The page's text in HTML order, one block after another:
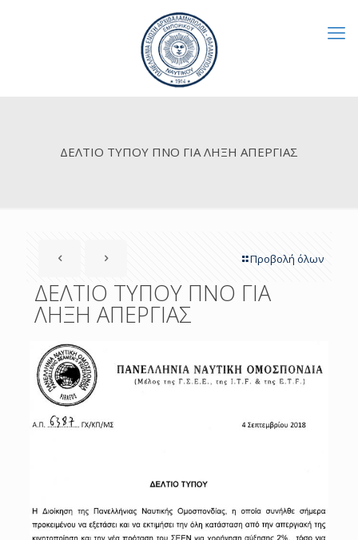
ΔΕΛΤΙΟ ΤΥΠΟΥ ΠΝΟ ΓΙΑ ΛΗΞΗ ΑΠΕΡΓΙΑΣ
Προβολή όλων
ΔΕΛΤΙΟ ΤΥΠΟΥ ΠΝΟ ΓΙΑ
ΛΗΞΗ ΑΠΕΡΓΙΑΣ